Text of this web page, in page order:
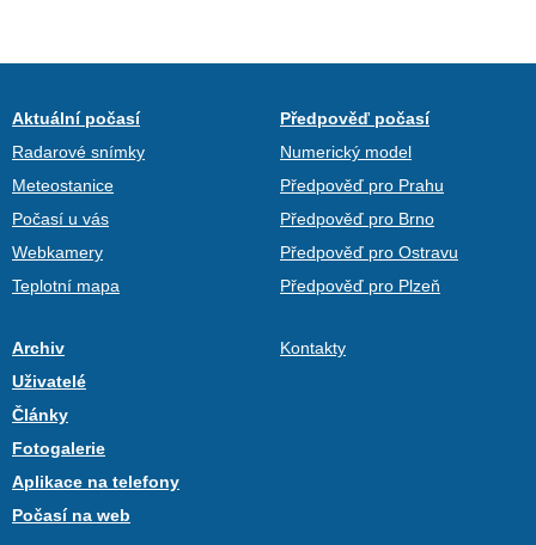
Aktuální počasí
Radarové snímky
Meteostanice
Počasí u vás
Webkamery
Teplotní mapa
Předpověď počasí
Numerický model
Předpověď pro Prahu
Předpověď pro Brno
Předpověď pro Ostravu
Předpověď pro Plzeň
Archiv
Uživatelé
Články
Fotogalerie
Aplikace na telefony
Počasí na web
Kontakty